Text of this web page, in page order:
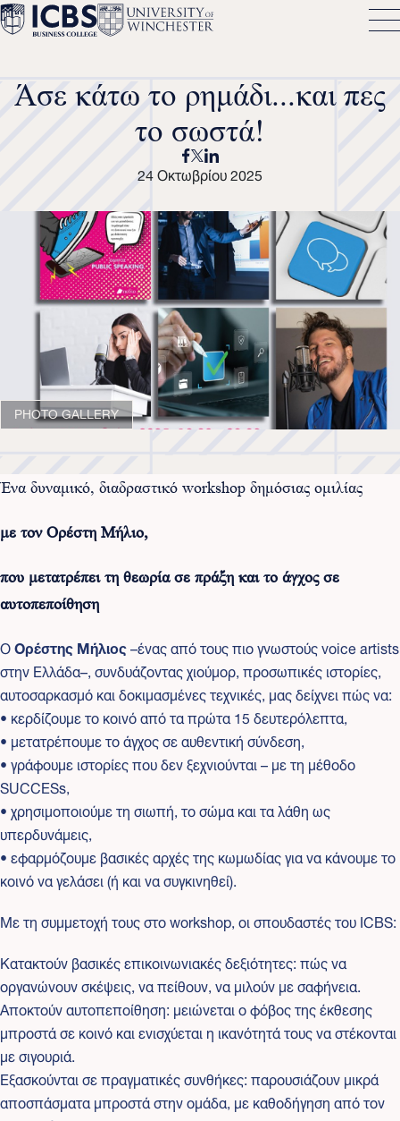
Άσε κάτω το ρημάδι...και πες
το σωστά!
24 Οκτωβρίου 2025
PHOTO GALLERY
Ένα δυναμικό, διαδραστικό workshop δημόσιας ομιλίας
με τον Ορέστη Μήλιο,
που μετατρέπει τη θεωρία σε πράξη και το άγχος σε
αυτοπεποίθηση
ΟΟρέστης Μήλιος–ένας από τους πιο γνωστούς voice artists
στην Ελλάδα–, συνδυάζοντας χιούμορ, προσωπικές ιστορίες,
αυτοσαρκασμό και δοκιμασμένες τεχνικές, μας δείχνει πώς να:
• κερδίζουμε το κοινό από τα πρώτα 15 δευτερόλεπτα,
• μετατρέπουμε το άγχος σε αυθεντική σύνδεση,
• γράφουμε ιστορίες που δεν ξεχνιούνται – με τη μέθοδο
SUCCESs,
• χρησιμοποιούμε τη σιωπή, το σώμα και τα λάθη ως
υπερδυνάμεις,
• εφαρμόζουμε βασικές αρχές της κωμωδίας για να κάνουμε το
κοινό να γελάσει (ή και να συγκινηθεί).
Με τη συμμετοχή τους στο workshop, οι σπουδαστές του ICBS:
Κατακτούν βασικές επικοινωνιακές δεξιότητες: πώς να
οργανώνουν σκέψεις, να πείθουν, να μιλούν με σαφήνεια.
Αποκτούν αυτοπεποίθηση: μειώνεται ο φόβος της έκθεσης
μπροστά σε κοινό και ενισχύεται η ικανότητά τους να στέκονται
με σιγουριά.
Εξασκούνται σε πραγματικές συνθήκες: παρουσιάζουν μικρά
αποσπάσματα μπροστά στην ομάδα, με καθοδήγηση από τον